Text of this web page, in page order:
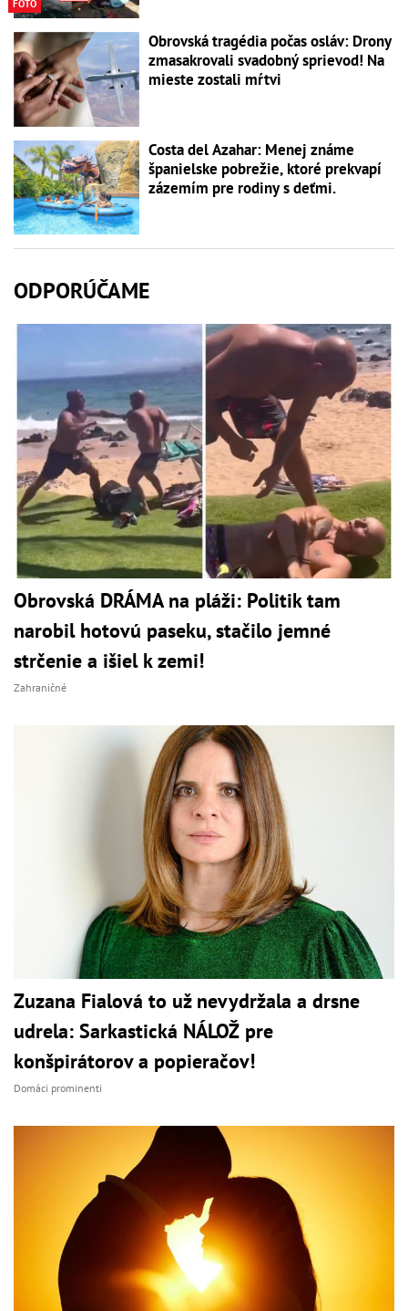
FOTO
Obrovská tragédia počas osláv: Drony
zmasakrovali svadobný sprievod! Na
mieste zostali mŕtvi
Costa del Azahar: Menej známe
španielske pobrežie, ktoré prekvapí
zázemím pre rodiny s deťmi.
ODPORÚČAME
Obrovská DRÁMA na pláži: Politik tam
narobil hotovú paseku, stačilo jemné
strčenie a išiel k zemi!
Zahraničné
Zuzana Fialová to už nevydržala a drsne
udrela: Sarkastická NÁLOŽ pre
konšpirátorov a popieračov!
Domáci prominenti